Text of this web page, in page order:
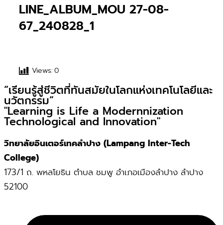
LINE_ALBUM_MOU 27-08-
67_240828_1
Views:0
“เรียนรู้สู่ชีวิตที่ทันสมัยในโลกแห่งเทคโนโลยีและ
นวัตกรรม”
"Learning is Life a Modernnization
Technological and Innovation"
วิทยาลัยอินเตอร์เทคลำปาง (Lampang Inter-Tech
College)
173/1 ถ. พหลโยธิน ตำบล ชมพู อำเภอเมืองลำปาง ลำปาง
52100